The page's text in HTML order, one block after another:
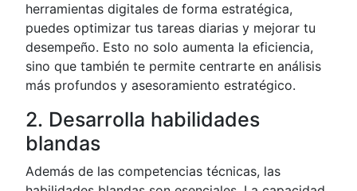
herramientas digitales de forma estratégica,
puedes optimizar tus tareas diarias y mejorar tu
desempeño. Esto no solo aumenta la eficiencia,
sino que también te permite centrarte en análisis
más profundos y asesoramiento estratégico.
2. Desarrolla habilidades
blandas
Además de las competencias técnicas, las